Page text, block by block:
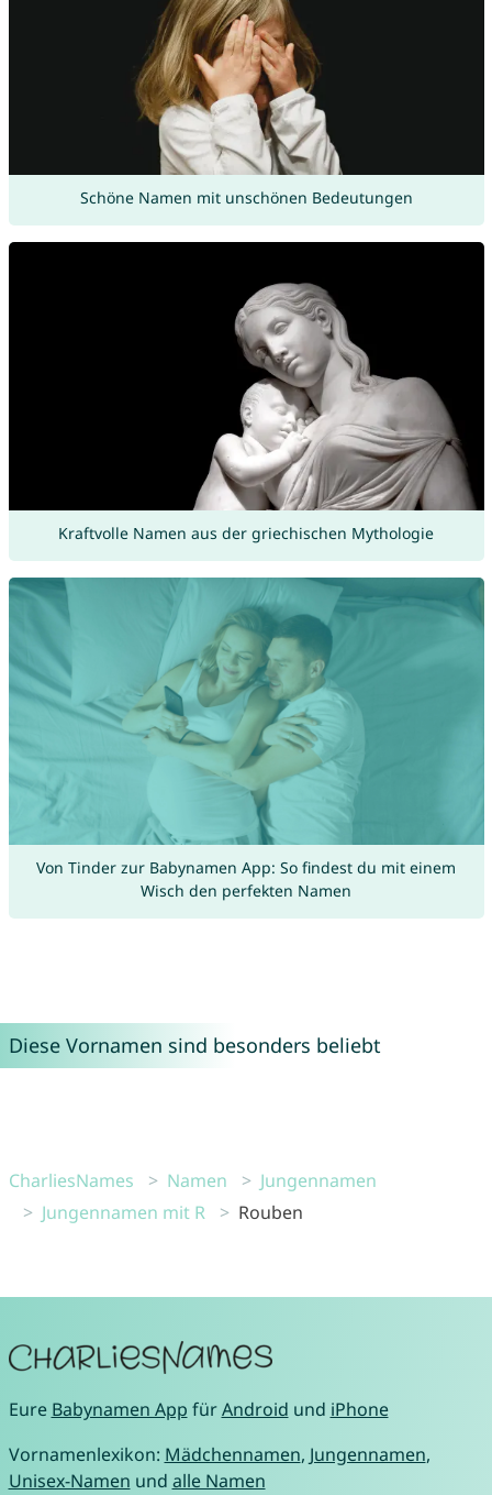
Schöne Namen mit unschönen Bedeutungen
Kraftvolle Namen aus der griechischen Mythologie
Von Tinder zur Babynamen App: So findest du mit einem
Wisch den perfekten Namen
Diese Vornamen sind besonders beliebt
CharliesNames Namen
Jungennamen
Jungennamen mit R
Rouben
Eure Babynamen App fürAndroid und iPhone
Vornamenlexikon: Mädchennamen, Jungennamen,
Unisex-Namen und alle Namen